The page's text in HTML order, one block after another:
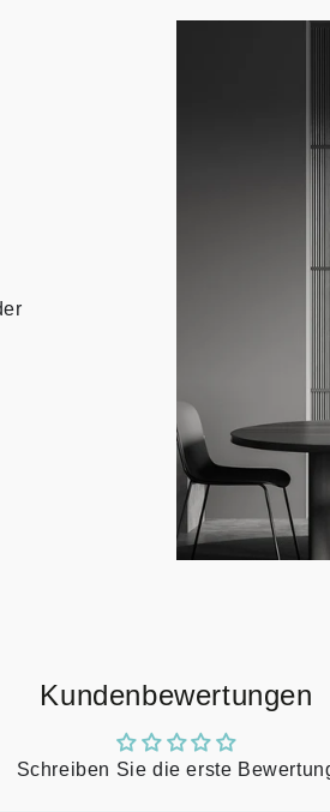
Kundenbewertungen
Schreiben Sie die erste